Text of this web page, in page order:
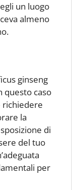
un luogo
almeno
ginseng
questo caso
richiedere
la
di
del tuo
per